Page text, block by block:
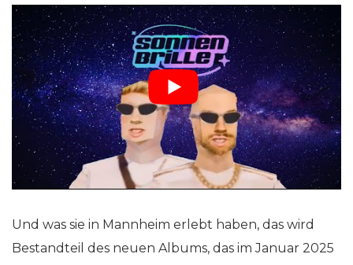
Und was sie in Mannheim erlebt haben, das wird
Bestandteil des neuen Albums, das im Januar 2025